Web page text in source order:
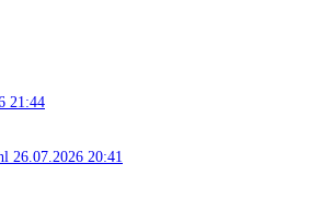
21:44
26.07.2026 20:41